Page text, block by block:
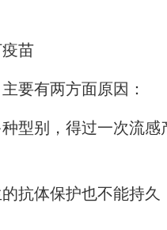
苗
有两方面原因：
别，得过一次流感
体保护也不能持久